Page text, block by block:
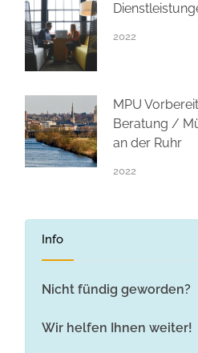
2022
MPU
Beratung /
an der Ruhr
2022
Info
Nicht fündig geworden?
Wir helfen Ihnen weiter!